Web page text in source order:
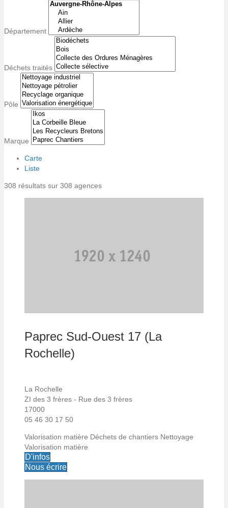
Département
Déchets traités
Pôle
Marque
Carte
Liste
308 résultats sur 308 agences
Paprec Sud-Ouest 17 (La
Rochelle)
La Rochelle
ZI des 3 frères - Rue des 3 frères
17000
05 46 30 17 50
Valorisation matière Déchets de chantiers Nettoyage
Valorisation matière
D'infos
Nous écrire